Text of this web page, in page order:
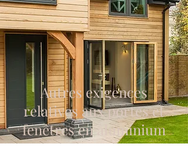
Autres exigences
relatives aux portes et
fenêtres en aluminium